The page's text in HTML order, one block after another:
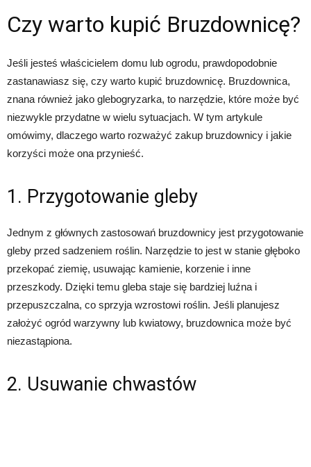
Czy warto kupić Bruzdownicę?
Jeśli jesteś właścicielem domu lub ogrodu, prawdopodobnie
zastanawiasz się, czy warto kupić bruzdownicę. Bruzdownica,
znana również jako glebogryzarka, to narzędzie, które może być
niezwykle przydatne w wielu sytuacjach. W tym artykule
omówimy, dlaczego warto rozważyć zakup bruzdownicy i jakie
korzyści może ona przynieść.
1. Przygotowanie gleby
Jednym z głównych zastosowań bruzdownicy jest przygotowanie
gleby przed sadzeniem roślin. Narzędzie to jest w stanie głęboko
przekopać ziemię, usuwając kamienie, korzenie i inne
przeszkody. Dzięki temu gleba staje się bardziej luźna i
przepuszczalna, co sprzyja wzrostowi roślin. Jeśli planujesz
założyć ogród warzywny lub kwiatowy, bruzdownica może być
niezastąpiona.
2. Usuwanie chwastów